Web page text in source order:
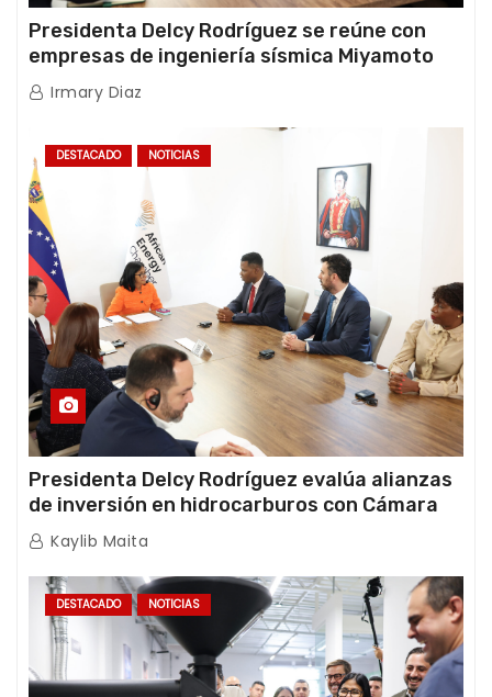
Presidenta Delcy Rodríguez se reúne con
empresas de ingeniería sísmica Miyamoto
International y TFI Solutions
Irmary Diaz
DESTACADO NOTICIAS
Presidenta Delcy Rodríguez evalúa alianzas
de inversión en hidrocarburos con Cámara
Africana de Energía
Kaylib Maita
DESTACADO NOTICIAS